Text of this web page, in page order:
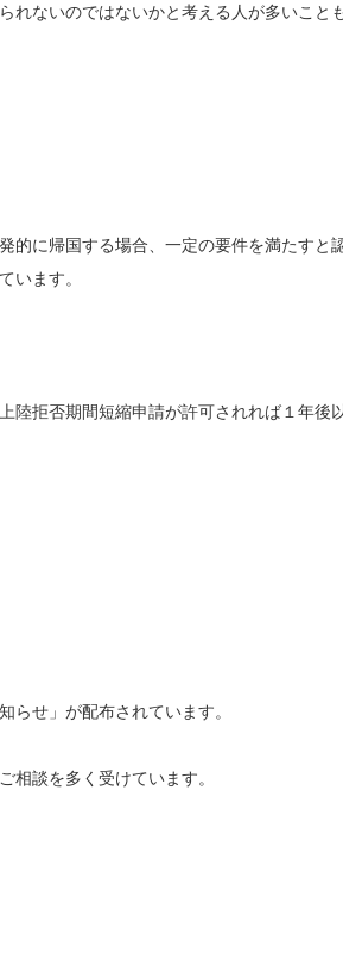
れないのではないかと考える人が多いこと
的に帰国する場合、一定の要件を満たすと
います。
陸拒否期間短縮申請が許可されれば１年後
せ」が配布されています。
談を多く受けています。